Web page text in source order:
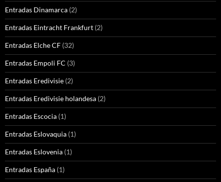
Entradas Dinamarca (2)
Entradas Eintracht Frankfurt (2)
Entradas Elche CF (32)
Entradas Empoli FC (3)
Entradas Eredivisie (2)
Entradas Eredivisie holandesa (2)
Entradas Escocia (1)
Entradas Eslovaquia (1)
Entradas Eslovenia (1)
Entradas España (1)